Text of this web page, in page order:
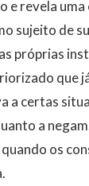
e revela
sujeito de
próprias
que
a certas
a
os